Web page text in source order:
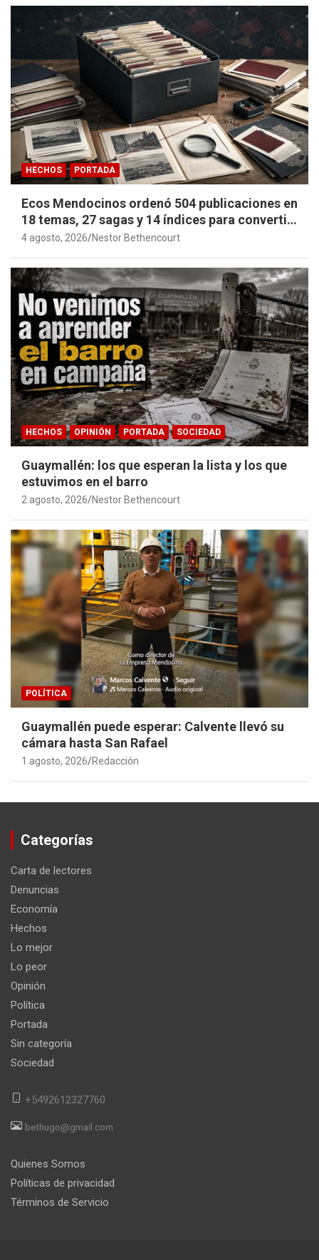
HECHOS PORTADA
Ecos Mendocinos ordenó 504 publicaciones en
18 temas, 27 sagas y 14 índices para convertir
años de investigación en memoria pública
4 agosto, 2026 Nestor Bethencourt
HECHOS OPINIÓN PORTADA SOCIEDAD
Guaymallén: los que esperan la lista y los que
estuvimos en el barro
2 agosto, 2026 Nestor Bethencourt
POLÍTICA
Guaymallén puede esperar: Calvente llevó su
cámara hasta San Rafael
1 agosto, 2026 Redacción
Categorías
Carta de lectores
Denuncias
Economía
Hechos
Lo mejor
Lo peor
Opinión
Política
Portada
Sin categoría
Sociedad
+5492612327760
bethugo@gmail.com
Quienes Somos
Políticas de privacidad
Términos de Servicio